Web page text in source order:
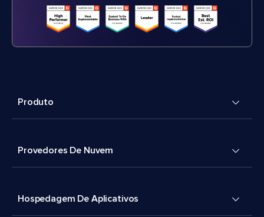
Produto
Provedores De Nuvem
Hospedagem De Aplicativos